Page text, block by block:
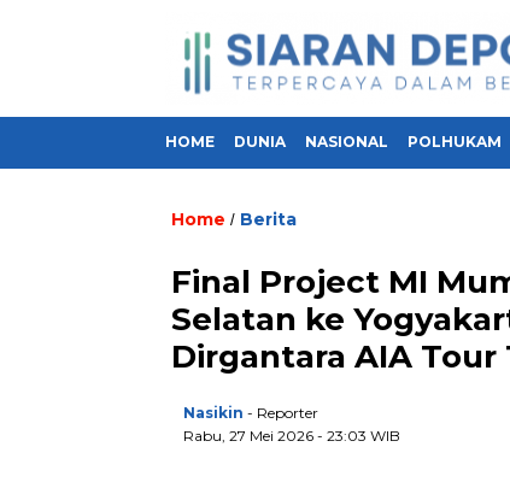
HOME DUNIA NASIONAL POLHUKAM
Home / Berita
Final Project MI
Selatan ke
Dirgantara AIA Tour
Nasikin - Reporter
Rabu, 27 Mei 2026 - 23:03 WIB